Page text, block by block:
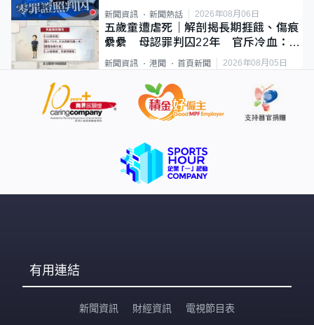
新聞資訊 新聞熱話 2026年08月06日
五歲童遭虐死｜解剖揭長期捱餓、傷痕
纍纍 母認罪判囚22年 官斥冷血：同
類案最惡劣
新聞資訊 港聞 首頁新聞 2026年08月05日
有用連結
新聞資訊 財經資訊 電視節目表